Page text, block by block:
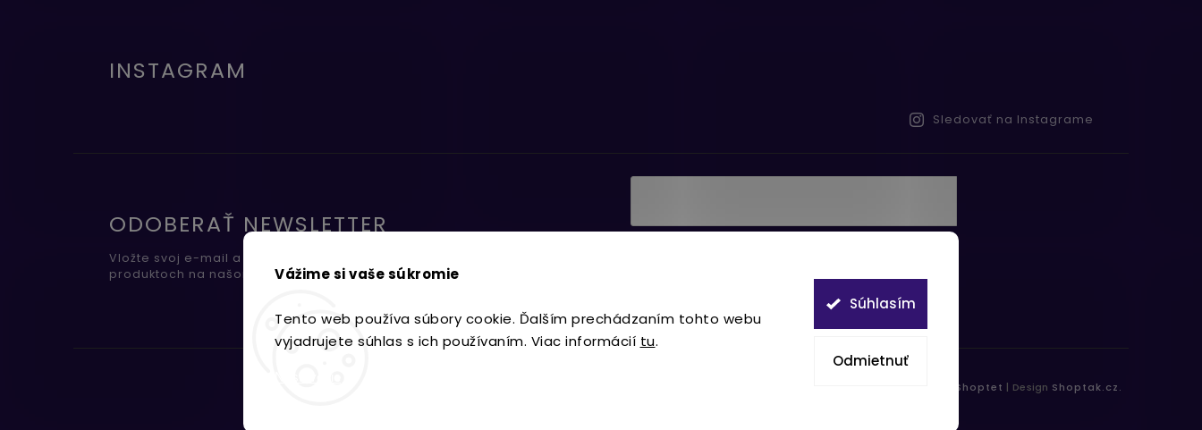
Vážime si vaše súkromie
Tento web používa súbory cookie. Ďalším prechádzaním tohto webu
vyjadrujete súhlas s ich používaním. Viac informácií tu.
Odmietnuť
Súhlasím
INSTAGRAM
Sledovať na Instagrame
ODOBERAŤ NEWSLETTER
Vložte svoj e-mail a my Vám budeme zasielať informácie o nových
produktoch na našom e-shope.
Shoptet | Design Shoptak.cz.